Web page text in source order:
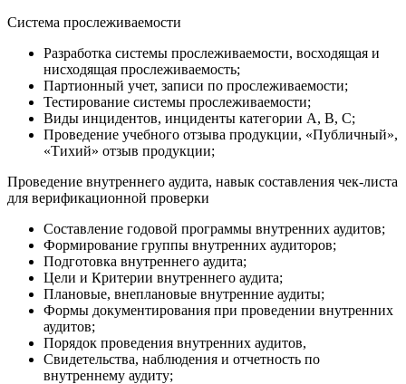
Система прослеживаемости
Разработка системы прослеживаемости, восходящая и
нисходящая прослеживаемость;
Партионный учет, записи по прослеживаемости;
Тестирование системы прослеживаемости;
Виды инцидентов, инциденты категории A, B, C;
Проведение учебного отзыва продукции, «Публичный»,
«Тихий» отзыв продукции;
Проведение внутреннего аудита, навык составления чек-листа
для верификационной проверки
Составление годовой программы внутренних аудитов;
Формирование группы внутренних аудиторов;
Подготовка внутреннего аудита;
Цели и Критерии внутреннего аудита;
Плановые, внеплановые внутренние аудиты;
Формы документирования при проведении внутренних
аудитов;
Порядок проведения внутренних аудитов,
Свидетельства, наблюдения и отчетность по
внутреннему аудиту;